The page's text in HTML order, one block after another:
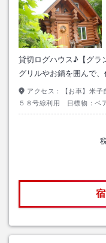
貸切ログハウス♪【グラ
グリルやお鍋を囲んで
アクセス：
【お車】米
５８号線利用 目標物：ベ